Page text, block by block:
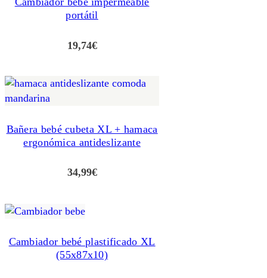
portátil
19,74€
Bañera bebé cubeta XL + hamaca
ergonómica antideslizante
34,99€
Cambiador bebé plastificado XL
(55x87x10)